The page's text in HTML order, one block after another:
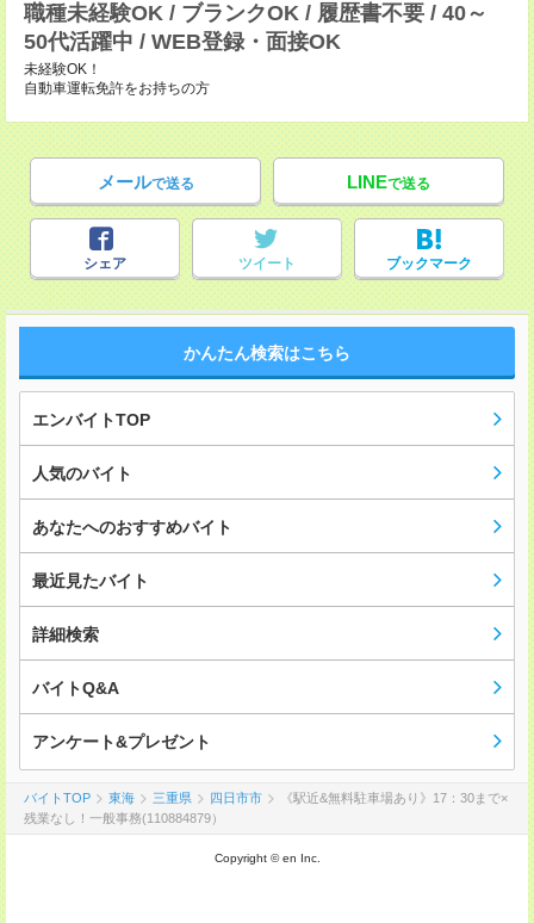
職種未経験OK / ブランクOK / 履歴書不要 / 40～
50代活躍中 / WEB登録・面接OK
未経験OK！
自動車運転免許をお持ちの方
メールで送る LINEで送る
シェア ツイート ブックマーク
かんたん検索はこちら
エンバイトTOP
人気のバイト
あなたへのおすすめバイト
最近見たバイト
詳細検索
バイトQ&A
アンケート&プレゼント
バイトTOP 東海 三重県 四日市市
《駅近&無料駐車場あり》17：30まで×
残業なし！一般事務(110884879）
Copyright © en Inc.